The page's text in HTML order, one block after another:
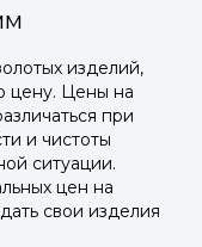
изделий,
цену. Цены на
при
и чистоты
ситуации.
цен на
свои изделия